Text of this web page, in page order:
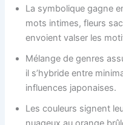
La symbolique gagne
mots intimes, fleurs
envoient valser les
Mélange de genres
il s’hybride entre
influences japonaises.
Les couleurs signent